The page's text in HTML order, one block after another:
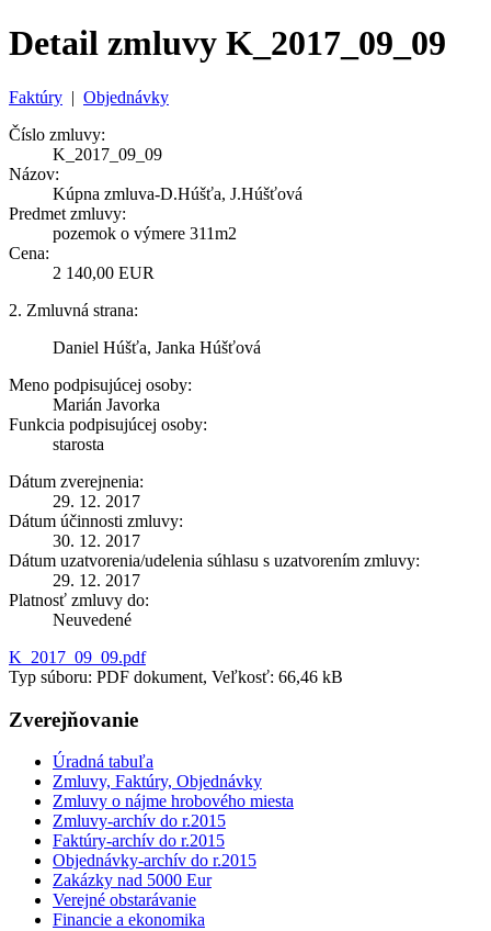
Detail zmluvy K_2017_09_09
Faktúry | Objednávky
Číslo zmluvy:
K_2017_09_09
Názov:
Kúpna zmluva-D.Húšťa, J.Húšťová
Predmet zmluvy:
pozemok o výmere 311m2
Cena:
2 140,00 EUR
2. Zmluvná strana:
Daniel Húšťa, Janka Húšťová
Meno podpisujúcej osoby:
Marián Javorka
Funkcia podpisujúcej osoby:
starosta
Dátum zverejnenia:
29. 12. 2017
Dátum účinnosti zmluvy:
30. 12. 2017
Dátum uzatvorenia/udelenia súhlasu s uzatvorením zmluvy:
29. 12. 2017
Platnosť zmluvy do:
Neuvedené
K_2017_09_09.pdf
Typ súboru: PDF dokument, Veľkosť: 66,46 kB
Zverejňovanie
Úradná tabuľa
Zmluvy, Faktúry, Objednávky
Zmluvy o nájme hrobového miesta
Zmluvy-archív do r.2015
Faktúry-archív do r.2015
Objednávky-archív do r.2015
Zakázky nad 5000 Eur
Verejné obstarávanie
Financie a ekonomika